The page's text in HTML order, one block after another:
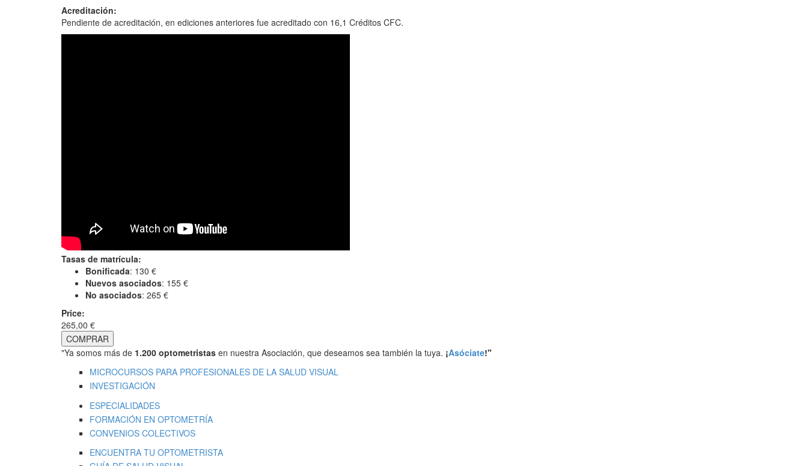
Acreditación:
Pendiente de acreditación, en ediciones anteriores fue acreditado con 16,1 Créditos CFC.
Tasas de matrícula:
Bonificada: 130 €
Nuevos asociados: 155 €
No asociados: 265 €
Price:
265,00 €
"Ya somos más de 1.200 optometristas en nuestra Asociación, que deseamos sea también la tuya. ¡Asóciate!"
MICROCURSOS PARA PROFESIONALES DE LA SALUD VISUAL
INVESTIGACIÓN
ESPECIALIDADES
FORMACIÓN EN OPTOMETRÍA
CONVENIOS COLECTIVOS
ENCUENTRA TU OPTOMETRISTA